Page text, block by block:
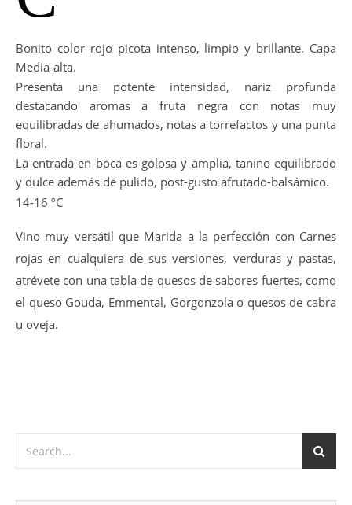
Bonito color rojo picota intenso, limpio y brillante. Capa
Media-alta.
Presenta una potente intensidad, nariz profunda
destacando aromas a fruta negra con notas muy
equilibradas de ahumados, notas a torrefactos y una punta
floral.
La entrada en boca es golosa y amplia, tanino equilibrado
y dulce además de pulido, post-gusto afrutado-balsámico.
14-16 ºC
Vino muy versátil que Marida a la perfección con Carnes
rojas en cualquiera de sus versiones, verduras y pastas,
atrévete con una tabla de quesos de sabores fuertes, como
el queso Gouda, Emmental, Gorgonzola o quesos de cabra
u oveja.